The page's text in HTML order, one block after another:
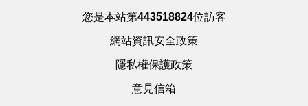
您是本站第443518824位訪客
網站資訊安全政策
隱私權保護政策
意見信箱